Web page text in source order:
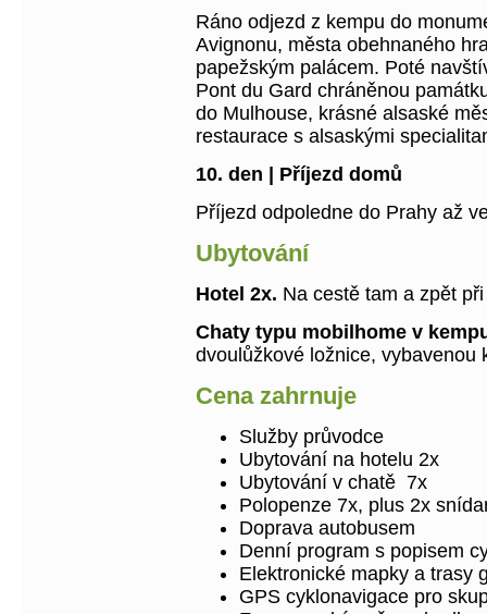
Ráno odjezd z kempu do
Avignonu, města obehnaného
papežským palácem. Poté
Pont du Gard chráněnou
do Mulhouse, krásné alsaské
restaurace s alsaskými
10. den | Příjezd domů
Příjezd odpoledne do Prahy až
Ubytování
Hotel 2x. Na cestě tam a zpět
Chaty typu mobilhome v
dvoulůžkové ložnice, vybavenou
Cena zahrnuje
Služby průvodce
Ubytování na hotelu 2x
Ubytování v chatě 7x
Polopenze 7x, plus 2x
Doprava autobusem
Denní program s popisem
Elektronické mapky a trasy
GPS cyklonavigace pro